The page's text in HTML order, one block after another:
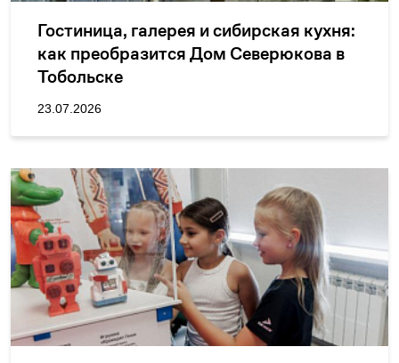
Гостиница, галерея и сибирская кухня:
как преобразится Дом Северюкова в
Тобольске
23.07.2026